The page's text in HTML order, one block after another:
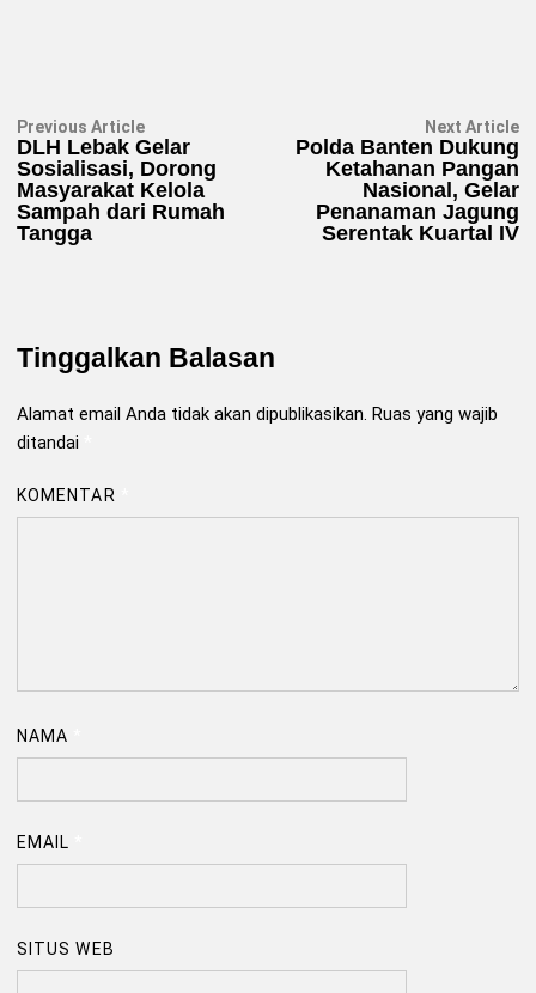
Navigasi
pos
Previous ArticlePrevious
article:
DLH Lebak Gelar
Sosialisasi, Dorong
Masyarakat Kelola
Sampah dari Rumah
Tangga
Next Article
Polda Banten Dukung
Ketahanan Pangan
Nasional, Gelar
Penanaman Jagung
Serentak Kuartal IV
Tinggalkan Balasan
Alamat email Anda tidak akan dipublikasikan. Ruas yang wajib
ditandai
KOMENTAR
NAMA
EMAIL
SITUS WEB